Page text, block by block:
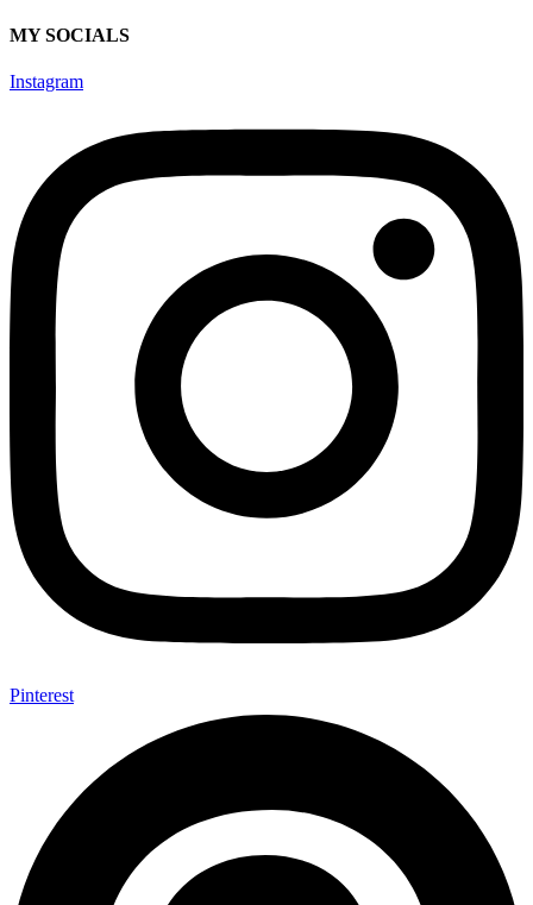
MY SOCIALS
Instagram
Pinterest